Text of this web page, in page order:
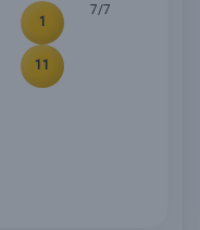
1
11
7/7